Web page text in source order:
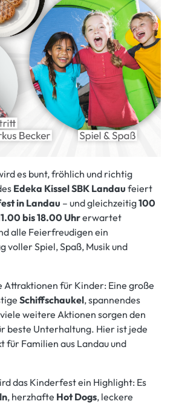
es bunt, fröhlich und richtig
Edeka KisselSBK Landau feiert
in Landau – und gleichzeitig100
bis 18.00 Uhrerwartet
alle Feierfreudigen ein
voller Spiel, Spaß, Musik und
Attraktionen für Kinder: Eine große
Schiffschaukel, spannendes
weitere Aktionen sorgen den
beste Unterhaltung. Hier ist jede
für Familien aus Landau und
das Kinderfest ein Highlight: Es
, herzhafte Hot Dogs, leckere